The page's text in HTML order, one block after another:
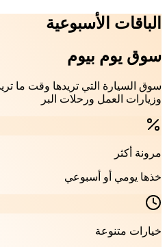
الباقات الأسبوعية
سوق يوم بيوم
سوق السيارة التي تريدها وقت ما
وزيارات العمل ورحلات البر
مرونة أكثر
خذها يومي أو أسبوعي
خيارات متنوعة